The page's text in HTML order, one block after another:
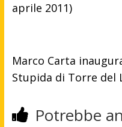
aprile 2011)
Marco Carta
Stupida di Torre del
Potrebbe